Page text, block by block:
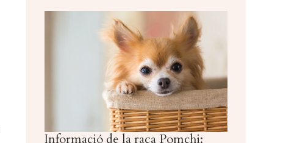
Informació de la raça Pomchi: